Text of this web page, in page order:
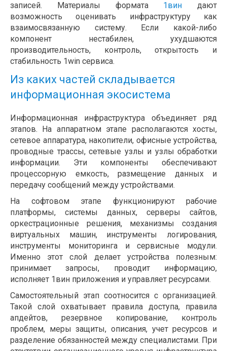
записей. Материалы формата 1вин дают
возможность оценивать инфраструктуру как
взаимосвязанную систему. Если какой-либо
компонент нестабилен, ухудшаются
производительность, контроль, открытость и
стабильность 1win сервиса.
Из каких частей складывается
информационная экосистема
Информационная инфраструктура объединяет ряд
этапов. На аппаратном этапе располагаются хосты,
сетевое аппаратура, накопители, офисные устройства,
проводные трассы, сетевые узлы и узлы обработки
информации. Эти компоненты обеспечивают
процессорную емкость, размещение данных и
передачу сообщений между устройствами.
На софтовом этапе функционируют рабочие
платформы, системы данных, серверы сайтов,
оркестрационные решения, механизмы создания
виртуальных машин, инструменты логирования,
инструменты мониторинга и сервисные модули.
Именно этот слой делает устройства полезным:
принимает запросы, проводит информацию,
исполняет 1вин приложения и управляет ресурсами.
Самостоятельный этап соотносится с организацией.
Такой слой охватывает правила доступа, правила
апдейтов, резервное копирование, контроль
проблем, меры защиты, описания, учет ресурсов и
разделение обязанностей между специалистами. При